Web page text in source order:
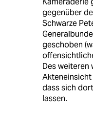
gegenüber
Schwarze
geschoben
Des weiteren
dass sich
lassen.